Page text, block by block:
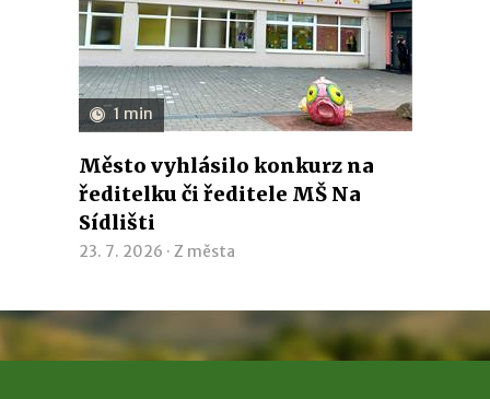
1 min
Město vyhlásilo konkurz na
ředitelku či ředitele MŠ Na
Sídlišti
23. 7. 2026 · Z města